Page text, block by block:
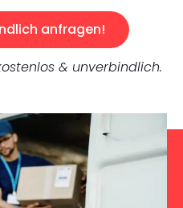
anfragen!
& unverbindlich.